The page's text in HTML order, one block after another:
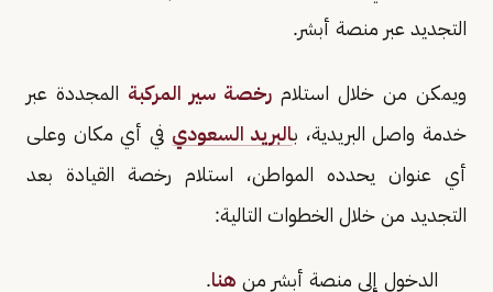
التجديد عبر منصة أبشر.
ويمكن من خلال استلام رخصة سير المركبة المجددة عبر
خدمة واصل البريدية، بالبريد السعودي في أي مكان وعلى
أي عنوان يحدده المواطن، استلام رخصة القيادة بعد
التجديد من خلال الخطوات التالية:
الدخول إلى منصة أبشر من هنا.